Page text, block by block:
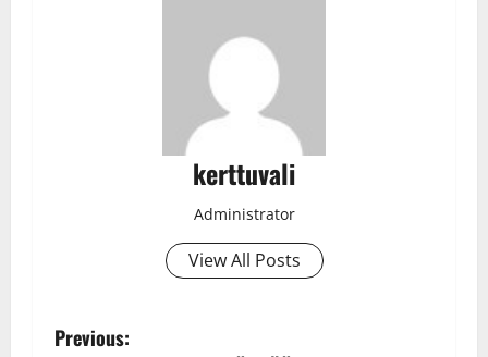
kerttuvali
Administrator
View All Posts
P
Previous: